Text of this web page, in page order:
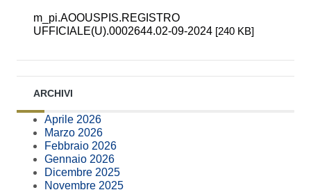
m_pi.AOOUSPIS.REGISTRO
UFFICIALE(U).0002644.02-09-2024 [240 KB]
ARCHIVI
Aprile 2026
Marzo 2026
Febbraio 2026
Gennaio 2026
Dicembre 2025
Novembre 2025